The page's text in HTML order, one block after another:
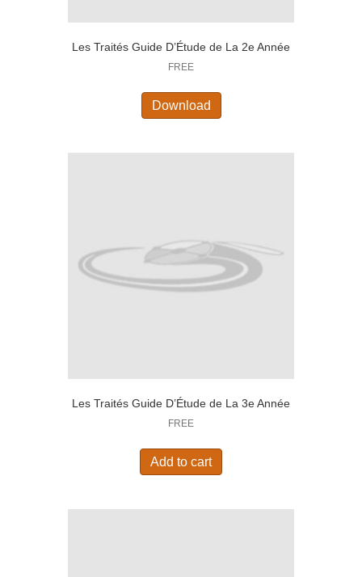
Les Traités Guide D’Étude de La 2e Année
FREE
Download
Les Traités Guide D’Étude de La 3e Année
FREE
Add to cart